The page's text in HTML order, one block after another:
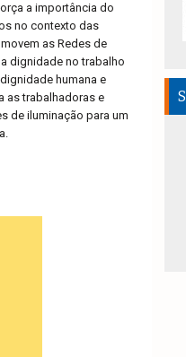
a importância do
no contexto das
as Redes de
dignidade no trabalho
humana e
as trabalhadoras e
de iluminação para um